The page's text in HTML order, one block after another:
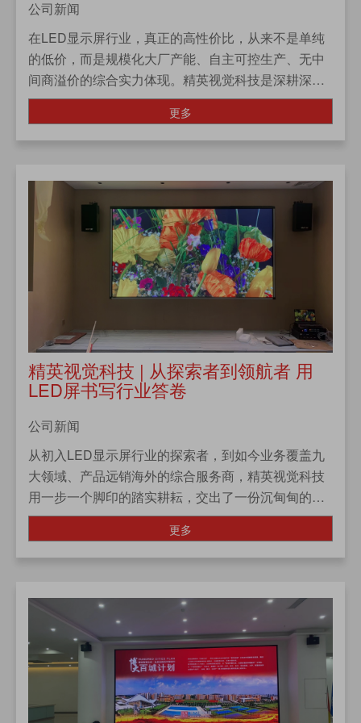
公司新闻
在LED显示屏行业，真正的高性价比，从来不是单纯
的低价，而是规模化大厂产能、自主可控生产、无中
间商溢价的综合实力体现。精英视觉科技是深耕深圳
的专业LED显示屏源头厂家，专注LED电子屏研发、
生产、销售...
更多
精英视觉科技 | 从探索者到领航者 用
LED屏书写行业答卷
公司新闻
从初入LED显示屏行业的探索者，到如今业务覆盖九
大领域、产品远销海外的综合服务商，精英视觉科技
用一步一个脚印的踏实耕耘，交出了一份沉甸甸的行
业答卷。这份答卷的核心关键词只有一个——LED
屏，但我们赋予...
更多